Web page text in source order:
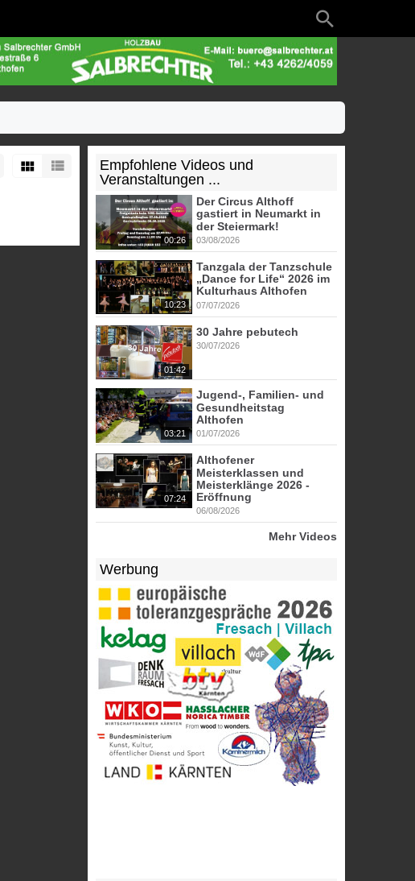
Empfohlene Videos und
Veranstaltungen ...
00:26
Der Circus Althoff
gastiert in Neumarkt in
der Steiermark!
03/08/2026
10:23
Tanzgala der Tanzschule
„Dance for Life“ 2026 im
Kulturhaus Althofen
07/07/2026
01:42
30 Jahre pebutech
30/07/2026
03:21
Jugend-, Familien- und
Gesundheitstag
Althofen
01/07/2026
07:24
Althofener
Meisterklassen und
Meisterklänge 2026 -
Eröffnung
06/08/2026
Mehr Videos
Werbung